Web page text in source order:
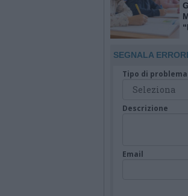
SEGNALA
Tipo di problema
Descrizione
Email